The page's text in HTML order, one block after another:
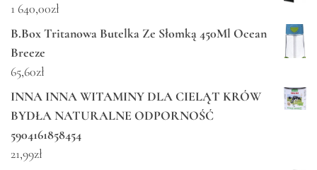
1 640,00zł
B.Box Tritanowa Butelka Ze Słomką 450Ml Ocean
Breeze
65,60zł
INNA INNA WITAMINY DLA CIELĄT KRÓW
BYDŁA NATURALNE ODPORNOŚĆ
5904161858454
21,99zł